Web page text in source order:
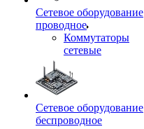
Сетевое оборудование
проводное
Коммутаторы
сетевые
Сетевое оборудование
беспроводное